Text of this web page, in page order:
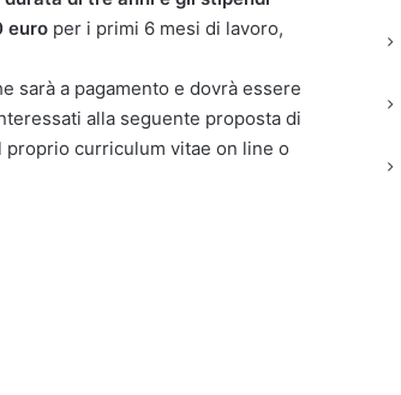
euro per i primi 6 mesi di lavoro,
sarà a pagamento e dovrà essere
alla seguente proposta di
curriculum vitae on line o